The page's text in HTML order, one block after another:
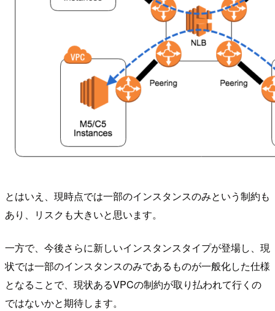
とはいえ、現時点では一部のインスタンスのみという制約も
あり、リスクも大きいと思います。
一方で、今後さらに新しいインスタンスタイプが登場し、現
状では一部のインスタンスのみであるものが一般化した仕様
となることで、現状あるVPCの制約が取り払われて行くの
ではないかと期待します。